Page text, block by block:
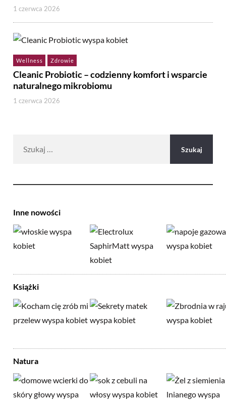
1 czerwca 2026
Wellness Zdrowie
Cleanic Probiotic – codzienny komfort i wsparcie
naturalnego mikrobiomu
1 czerwca 2026
Inne nowości
Książki
Natura